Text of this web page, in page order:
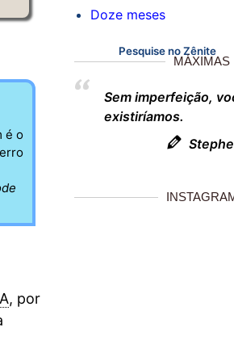
é o
, por
Doze meses
Pesquise no Zênite
MÁXIMAS
Sem imperfeição,
existiríamos.